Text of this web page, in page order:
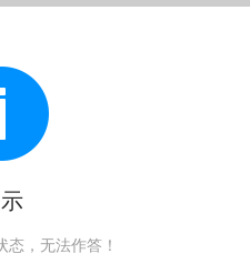
，无法作答！